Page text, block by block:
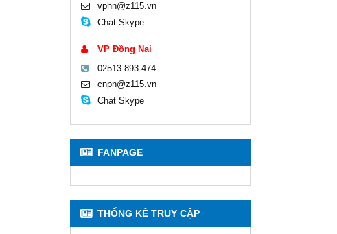
vphn@z115.vn
Chat Skype
VP Đồng Nai
02513.893.474
cnpn@z115.vn
Chat Skype
FANPAGE
THỐNG KÊ TRUY CẬP